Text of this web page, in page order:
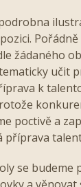
žádaného
učit
k
poctivě a
příprava
se budeme